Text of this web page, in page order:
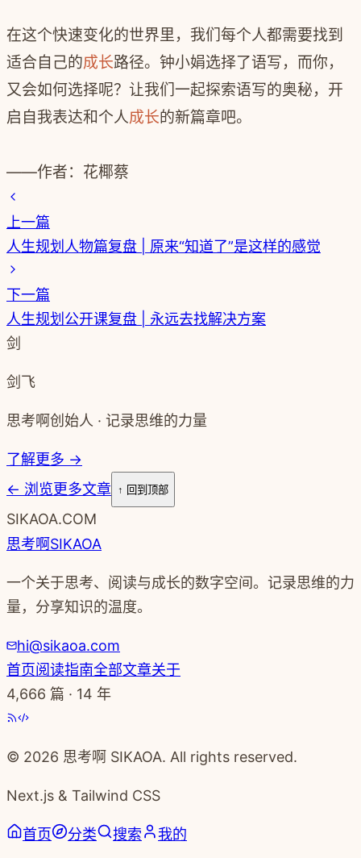
在这个快速变化的世界里，我们每个人都需要找到
适合自己的成长路径。钟小娟选择了语写，而你，
又会如何选择呢？让我们一起探索语写的奥秘，开
启自我表达和个人成长的新篇章吧。
——作者：花椰蔡
上一篇
人生规划人物篇复盘 | 原来“知道了”是这样的感觉
下一篇
人生规划公开课复盘 | 永远去找解决方案
剑
剑飞
思考啊创始人 · 记录思维的力量
了解更多 →
← 浏览更多文章 ↑ 回到顶部
SIKAOA.COM
思考啊SIKAOA
一个关于思考、阅读与成长的数字空间。记录思维的力
量，分享知识的温度。
hi@sikaoa.com
首页阅读指南全部文章关于
4,666 篇 · 14 年
© 2026 思考啊 SIKAOA. All rights reserved.
Next.js & Tailwind CSS
首页 分类 搜索 我的